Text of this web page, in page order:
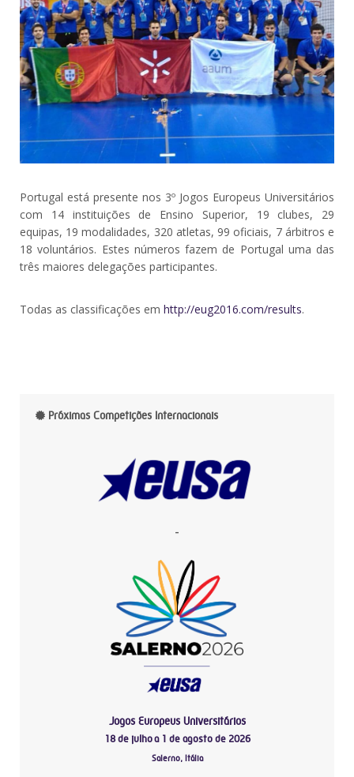
Portugal está presente nos 3º Jogos Europeus Universitários
com 14 instituições de Ensino Superior, 19 clubes, 29
equipas, 19 modalidades, 320 atletas, 99 oficiais, 7 árbitros e
18 voluntários. Estes números fazem de Portugal uma das
três maiores delegações participantes.
Todas as classificações em http://eug2016.com/results.
Próximas Competições Internacionais
-
Jogos Europeus Universitários
18 de julho a 1 de agosto de 2026
Salerno, Itália